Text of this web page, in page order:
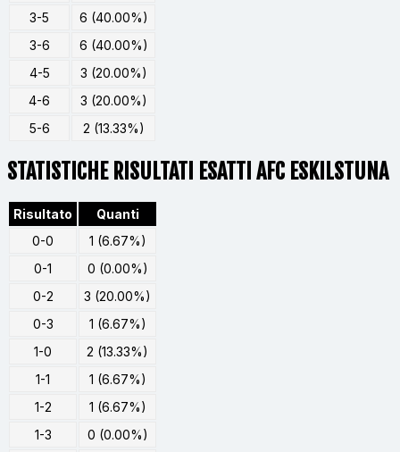
3-5
6 (40.00%)
3-6
6 (40.00%)
4-5
3 (20.00%)
4-6
3 (20.00%)
5-6
2 (13.33%)
STATISTICHE RISULTATI ESATTI AFC ESKILSTUNA
Risultato
Quanti
0-0
1 (6.67%)
0-1
0 (0.00%)
0-2
3 (20.00%)
0-3
1 (6.67%)
1-0
2 (13.33%)
1-1
1 (6.67%)
1-2
1 (6.67%)
1-3
0 (0.00%)